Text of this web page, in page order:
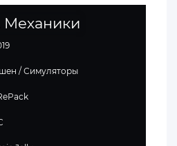
Механики
/Симуляторы